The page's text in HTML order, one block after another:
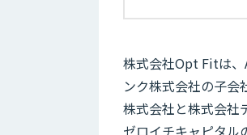
株式会社Opt Fitは、
ンク株式会社の子会
株式会社と株式会社
ゼロイチキャピタル